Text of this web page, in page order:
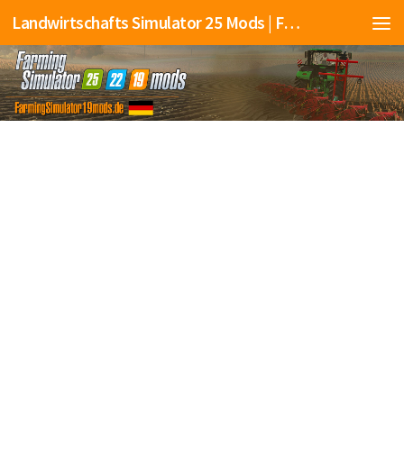
Landwirtschafts Simulator 25 Mods | Farming Simulator 25 Mods | FS25 Mods